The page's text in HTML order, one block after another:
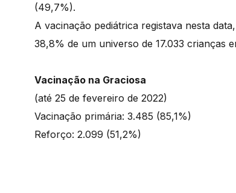
(49,7%).
A vacinação pediátrica registava nesta
38,8% de um universo de 17.033 crianças
Vacinação na Graciosa
(até 25 de fevereiro de 2022)
Vacinação primária: 3.485 (85,1%)
Reforço: 2.099 (51,2%)